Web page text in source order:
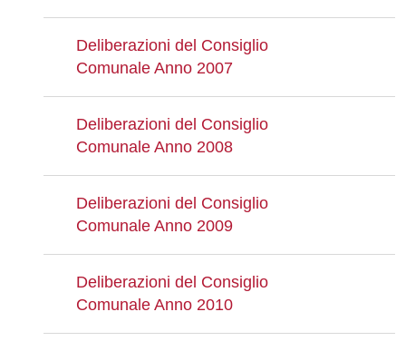
Deliberazioni del Consiglio
Comunale Anno 2007
Deliberazioni del Consiglio
Comunale Anno 2008
Deliberazioni del Consiglio
Comunale Anno 2009
Deliberazioni del Consiglio
Comunale Anno 2010